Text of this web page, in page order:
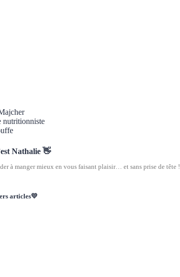
Nathalie 👋
à manger mieux en vous faisant plaisir… et sans prise de tête !
articles💛